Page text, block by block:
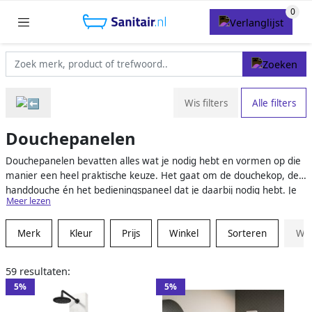
Wis filters Alle filters
Douchepanelen
Douchepanelen bevatten alles wat je nodig hebt en vormen op die
manier een heel praktische keuze. Het gaat om de douchekop, de
handdouche én het bedieningspaneel dat je daarbij nodig hebt. Je
hebt altijd alles bij de hand en zorgt bovendien voor een douche in
volledig dezelfde stijl. Ondertussen heb je de keuze uit allerlei
verschillende panelen voor de douche. Dus zoek je naar RVS, zwart
of een bepaalde combinatie met chroom of een ander materiaal?
Meer lezen
Merk Kleur Prijs Winkel Sorteren Wis
59 resultaten:
5% 5%